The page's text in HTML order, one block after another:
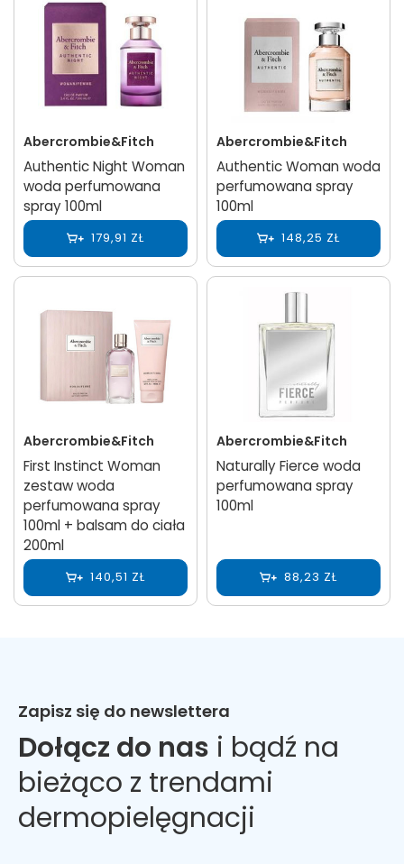
Abercrombie&Fitch
Authentic Night Woman
woda perfumowana
spray 100ml
179,91 ZŁ
Abercrombie&Fitch
Authentic Woman woda
perfumowana spray
100ml
148,25 ZŁ
Abercrombie&Fitch
First Instinct Woman
zestaw woda
perfumowana spray
100ml + balsam do ciała
200ml
140,51 ZŁ
Abercrombie&Fitch
Naturally Fierce woda
perfumowana spray
100ml
88,23 ZŁ
Zapisz się do newslettera
Dołącz do nas i bądź na
bieżąco z trendami
dermopielęgnacji